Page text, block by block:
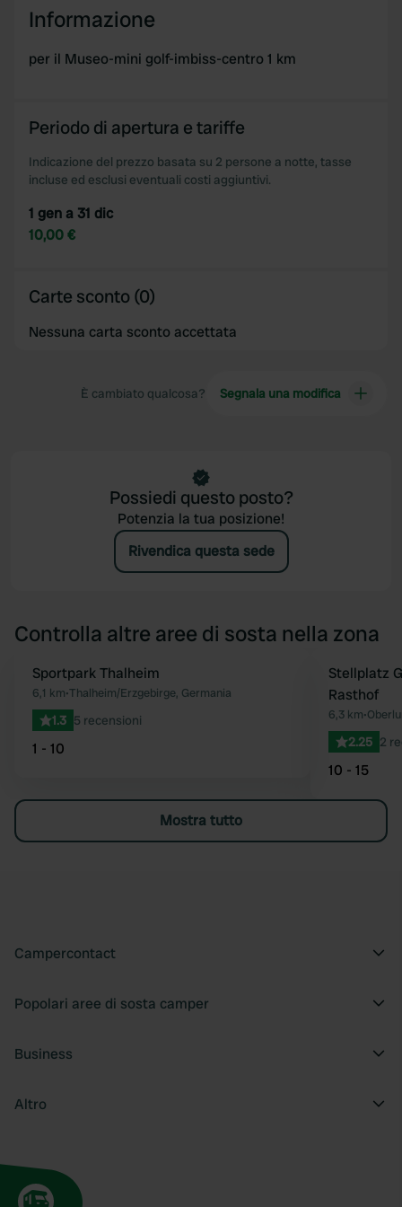
Informazione
per il Museo-mini golf-imbiss-centro 1 km
Periodo di apertura e tariffe
Indicazione del prezzo basata su 2 persone a notte, tasse
incluse ed esclusi eventuali costi aggiuntivi.
1 gen a 31 dic
10,00 €
Carte sconto (0)
Nessuna carta sconto accettata
È cambiato qualcosa? Segnala una modifica
Possiedi questo posto?
Potenzia la tua posizione!
Rivendica questa sede
Controlla altre aree di sosta nella zona
Preferito
Sportpark Thalheim
6,1 km•Thalheim/Erzgebirge, Germania
1.3 5 recensioni
1 - 10
Stellplatz
Rasthof
6,3 km•
2.25 2
10 - 15
Mostra tutto
Campercontact
Popolari aree di sosta camper
Business
Altro